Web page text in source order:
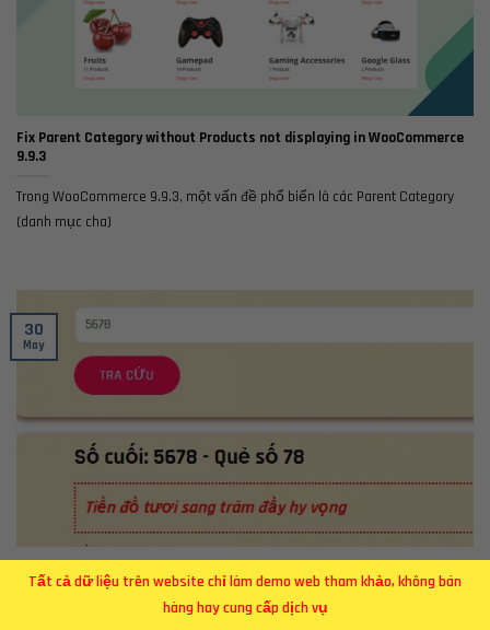
Fix Parent Category without Products not displaying in WooCommerce
9.9.3
Trong WooCommerce 9.9.3, một vấn đề phổ biến là các Parent Category
(danh mục cha)
Plugin Tra Xem bói phong thủy 4 số cuối số điện thoại
30
May
Tất cả dữ liệu trên website chỉ làm demo web tham khảo, không bán
hàng hay cung cấp dịch vụ